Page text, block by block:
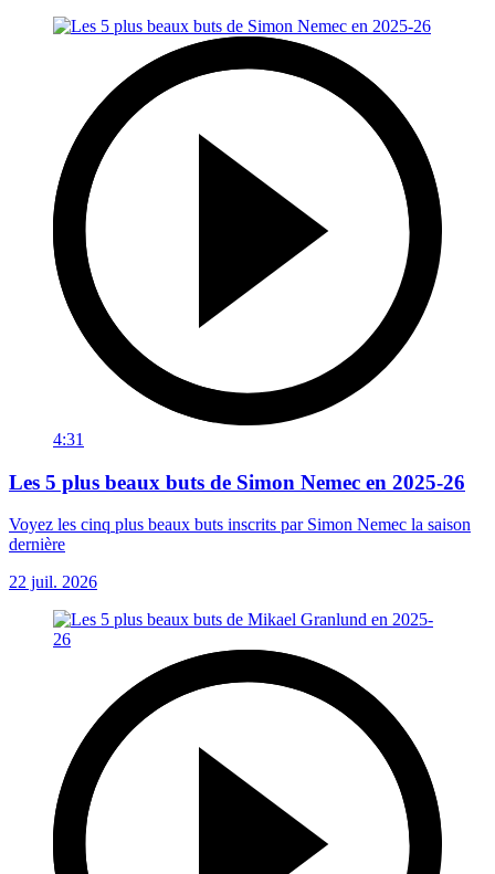
4:31
Les 5 plus beaux buts de Simon Nemec en 2025-26
Voyez les cinq plus beaux buts inscrits par Simon Nemec la saison
dernière
22 juil. 2026